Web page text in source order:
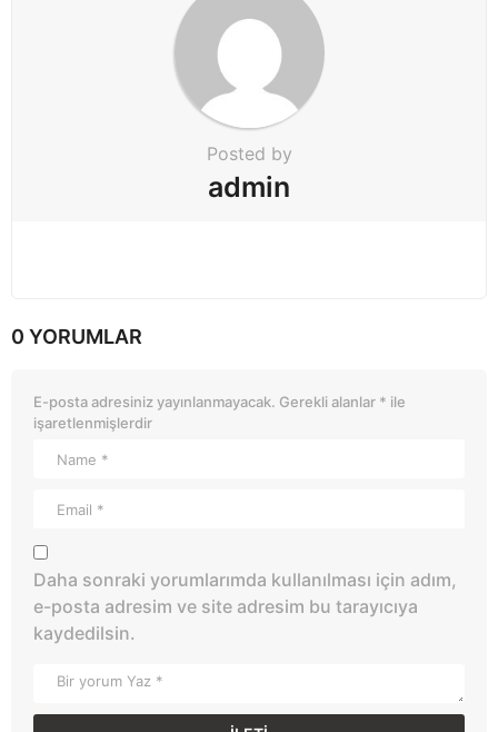
Posted by
admin
0 YORUMLAR
E-posta adresiniz yayınlanmayacak. Gerekli alanlar * ile
işaretlenmişlerdir
Daha sonraki yorumlarımda kullanılması için adım,
e-posta adresim ve site adresim bu tarayıcıya
kaydedilsin.